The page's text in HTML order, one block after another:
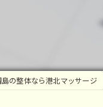
島の整体なら港北マッサージ